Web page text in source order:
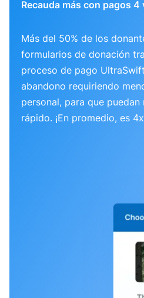
Recauda más con pagos 4
Más del 50% de los
formularios de donación
proceso de pago
abandono requiriendo
personal, para que
rápido. ¡En promedio, es